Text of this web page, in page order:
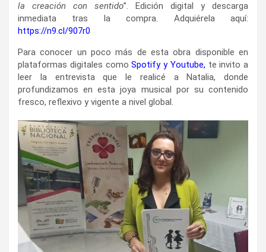
la creación con sentido”. Edición digital y descarga
inmediata tras la compra. Adquiérela aquí:
https://n9.cl/907r0
Para conocer un poco más de esta obra disponible en
plataformas digitales comoSpotify y Youtube, te invito a
leer la entrevista que le realicé a Natalia, donde
profundizamos en esta joya musical por su contenido
fresco, reflexivo y vigente a nivel global.